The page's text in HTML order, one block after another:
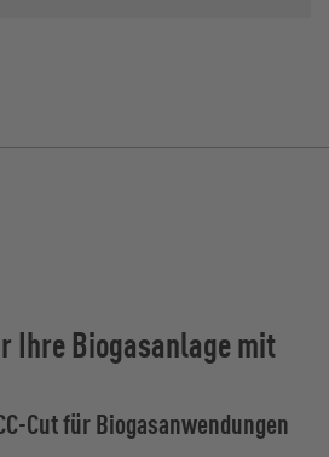
Ihre Biogasanlage mit
Cut für Biogasanwendungen